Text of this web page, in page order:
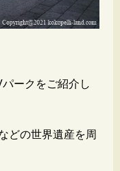
ークをご紹介し
どの世界遺産を周